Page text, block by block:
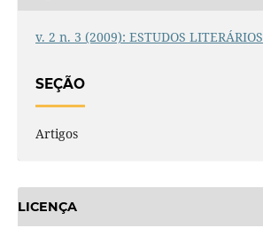
v. 2 n. 3 (2009): ESTUDOS LITERÁRIOS
SEÇÃO
Artigos
LICENÇA